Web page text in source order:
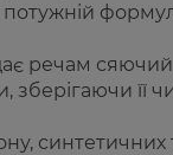
потужній
речам
зберігаючи її
синтетичних